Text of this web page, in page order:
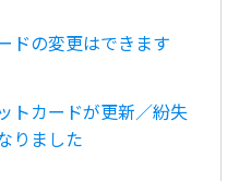
ドの変更はできます
トカードが更新／紛失
りました